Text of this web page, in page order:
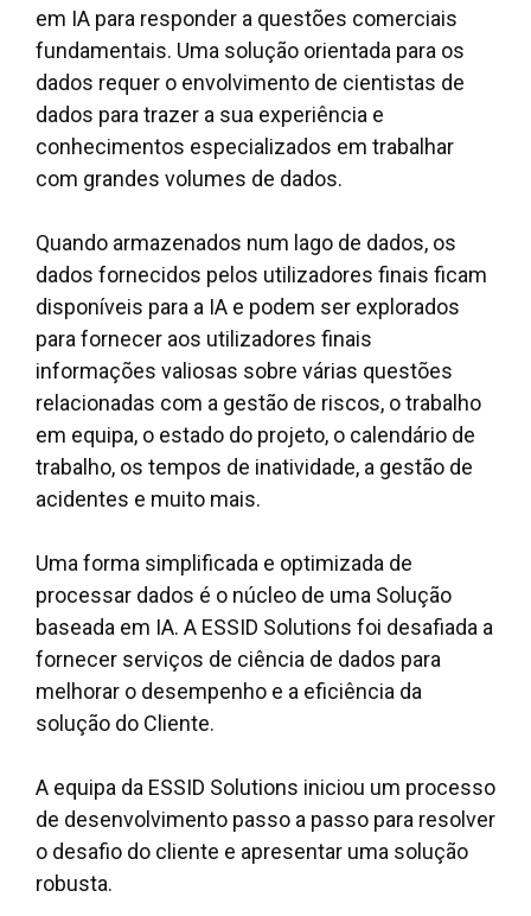
em IA para responder a questões comerciais
fundamentais. Uma solução orientada para os
dados requer o envolvimento de cientistas de
dados para trazer a sua experiência e
conhecimentos especializados em trabalhar
com grandes volumes de dados.
Quando armazenados num lago de dados, os
dados fornecidos pelos utilizadores finais ficam
disponíveis para a IA e podem ser explorados
para fornecer aos utilizadores finais
informações valiosas sobre várias questões
relacionadas com a gestão de riscos, o trabalho
em equipa, o estado do projeto, o calendário de
trabalho, os tempos de inatividade, a gestão de
acidentes e muito mais.
Uma forma simplificada e optimizada de
processar dados é o núcleo de uma Solução
baseada em IA. A ESSID Solutions foi desafiada a
fornecer serviços de ciência de dados para
melhorar o desempenho e a eficiência da
solução do Cliente.
A equipa da ESSID Solutions iniciou um processo
de desenvolvimento passo a passo para resolver
o desafio do cliente e apresentar uma solução
robusta.